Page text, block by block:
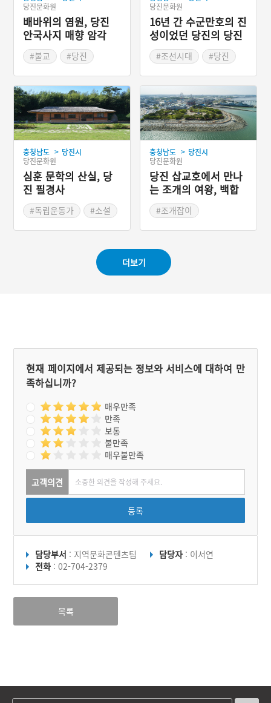
당진문화원
배바위의 염원, 당진
안국사지 매향 암각
#불교
#당진
당진문화원
16년 간 수군만호의 진
성이었던 당진의 당진
포진성
#조선시대
#당진
충청남도 > 당진시
당진문화원
심훈 문학의 산실, 당
진 필경사
#독립운동가
#소설
충청남도 > 당진시
당진문화원
당진 삽교호에서 만나
는 조개의 여왕, 백합
#조개잡이
더보기
현재 페이지에서 제공되는 정보와 서비스에 대하여 만
족하십니까?
매우만족
만족
보통
불만족
매우불만족
고객의견
등록
담당부서 : 지역문화콘텐츠팀 담당자 : 이서연
전화 : 02-704-2379
목록